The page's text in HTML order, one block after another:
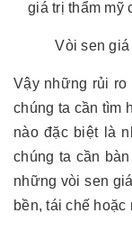
Vòi sen
Vậy những rủi
chúng ta cần tìm
nào đặc biệt là
chúng ta cần
những vòi sen
bền, tái chế hoặc